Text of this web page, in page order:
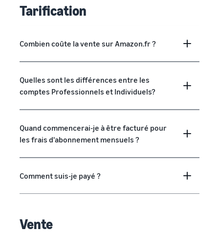
Tarification
Combien coûte la vente sur Amazon.fr ?
Quelles sont les différences entre les
comptes Professionnels et Individuels?
Quand commencerai-je à être facturé pour
les frais d'abonnement mensuels ?
Comment suis-je payé ?
Vente